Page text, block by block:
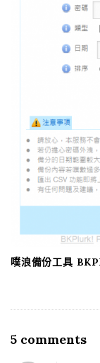
噗浪備份工具
5 comments